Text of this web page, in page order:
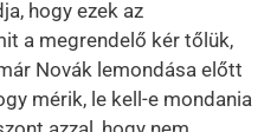
hogy ezek az
a megrendelő kér tőlük,
Novák lemondása előtt
mérik, le kell-e mondania